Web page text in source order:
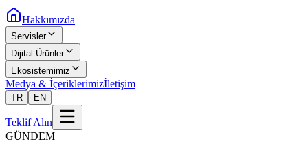
Hakkımızda
Servisler
Dijital Ürünler
Ekosistemimiz
Medya & İçeriklerimizİletişim
TR EN
Teklif Alın
GÜNDEM